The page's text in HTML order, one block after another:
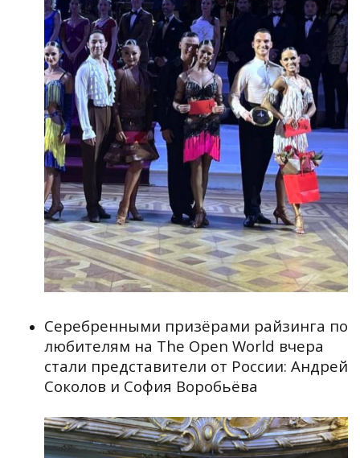
Серебренными призёрами райзинга по
любителям на The Open World вчера
стали представители от России: Андрей
Соколов и София Воробьёва